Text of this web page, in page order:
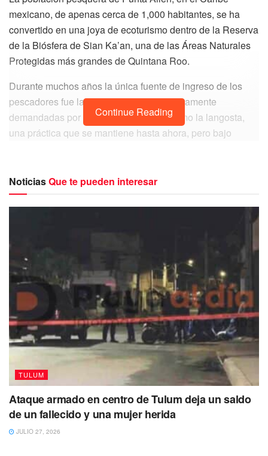
mexicano, de apenas cerca de 1,000 habitantes, se ha
convertido en una joya de ecoturismo dentro de la Reserva
de la Biósfera de Sian Ka’an, una de las Áreas Naturales
Protegidas más grandes de Quintana Roo.
Durante muchos años la única fuente de ingreso de los
pescadores fue la captura de especies altamente
demandadas por la industria turística, como la langosta,
una práctica que se mantiene hasta ahora, pero bajo
empezaron a adaptar las lanchas de pesca para recibir a
los turistas.
En Punta Allen hay cinco cooperativas ecoturísticas
registradas que aprovechan los atractivos que hay dentro
de las zonas donde se permite realizar este tipo de
actividades.
Continue Reading
NoticiasQue te pueden interesar
TULUM
Ataque armado en centro de Tulum deja un saldo
de un fallecido y una mujer herida
JULIO 27, 2026